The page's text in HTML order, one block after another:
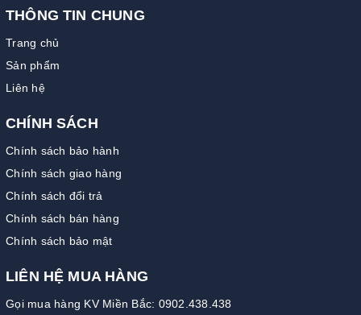
THÔNG TIN CHUNG
Trang chủ
Sản phẩm
Liên hệ
CHÍNH SÁCH
Chính sách bảo hành
Chính sách giao hàng
Chính sách đổi trả
Chính sách bán hàng
Chính sách bảo mật
LIÊN HỆ MUA HÀNG
Gọi mua hàng KV Miền Bắc: 0902.438.438